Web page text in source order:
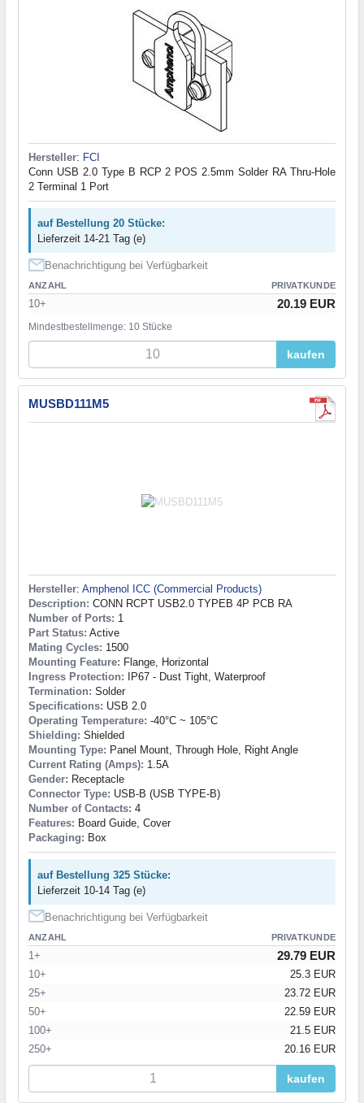
Hersteller: FCI
Conn USB 2.0 Type B RCP 2 POS 2.5mm Solder RA Thru-Hole
2 Terminal 1 Port
auf Bestellung 20 Stücke:
Lieferzeit 14-21 Tag (e)
Benachrichtigung bei Verfügbarkeit
ANZAHL PRIVATKUNDE
10+ 20.19 EUR
Mindestbestellmenge: 10 Stücke
kaufen
MUSBD111M5
Hersteller: Amphenol ICC (Commercial Products)
Description: CONN RCPT USB2.0 TYPEB 4P PCB RA
Number of Ports: 1
Part Status: Active
Mating Cycles: 1500
Mounting Feature: Flange, Horizontal
Ingress Protection: IP67 - Dust Tight, Waterproof
Termination: Solder
Specifications: USB 2.0
Operating Temperature: -40°C ~ 105°C
Shielding: Shielded
Mounting Type: Panel Mount, Through Hole, Right Angle
Current Rating (Amps): 1.5A
Gender: Receptacle
Connector Type: USB-B (USB TYPE-B)
Number of Contacts: 4
Features: Board Guide, Cover
Packaging: Box
auf Bestellung 325 Stücke:
Lieferzeit 10-14 Tag (e)
Benachrichtigung bei Verfügbarkeit
ANZAHL PRIVATKUNDE
1+ 29.79 EUR
10+
25.3 EUR
25+
23.72 EUR
50+
22.59 EUR
100+
21.5 EUR
250+
20.16 EUR
kaufen